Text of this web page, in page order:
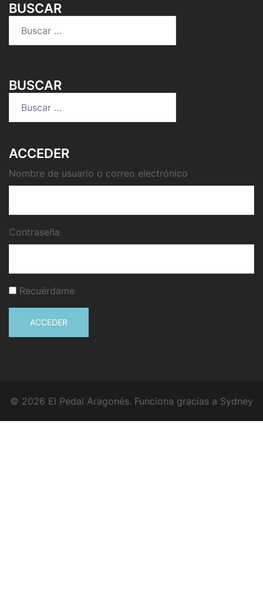
BUSCAR
BUSCAR
ACCEDER
Nombre de usuario o correo electrónico
Contraseña
Recuérdame
ACCEDER
© 2026 El Pedal Aragonés. Funciona gracias a Sydney